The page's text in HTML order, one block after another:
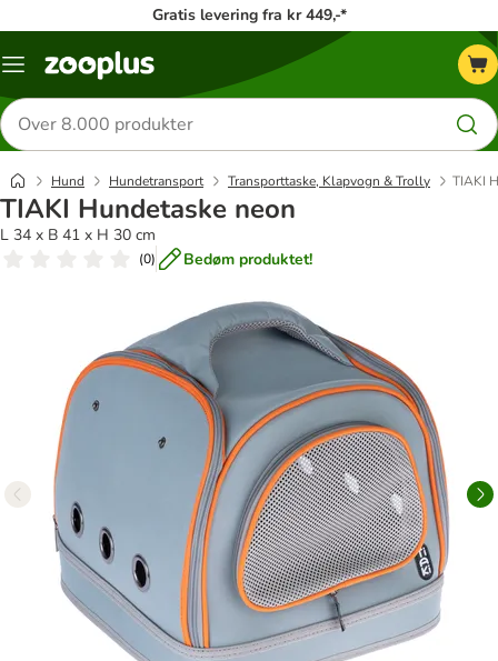
Gratis levering fra kr 449,-*
Menu
Søg
efter
produkter
Hund Hundetransport Transporttaske, Klapvogn & Trolly TIAKI
TIAKI Hundetaske neon
L 34 x B 41 x H 30 cm
(0) Bedøm produktet!